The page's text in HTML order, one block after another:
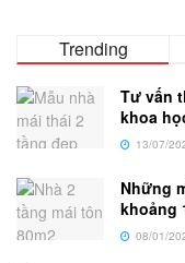
Trending
Tư vấn
khoa
13/07/
Những
khoảng
08/01/